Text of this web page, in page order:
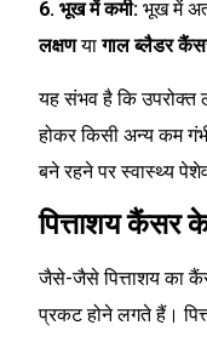
6. भूख में कमी: भूख में
लक्षणयागाल ब्लैडर
यह संभव है कि उपरोक्त
होकर किसी अन्य कम
बने रहने पर स्वास्थ्य
पित्ताशय कैंसर
जैसे-जैसे पित्ताशय का
प्रकट होने लगते हैं।